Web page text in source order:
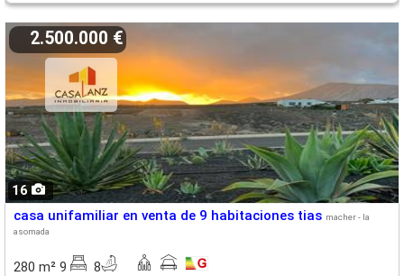
16
2.500.000 €
casa unifamiliar en venta de 9 habitaciones tias macher - la
asomada
280 m² 9 8